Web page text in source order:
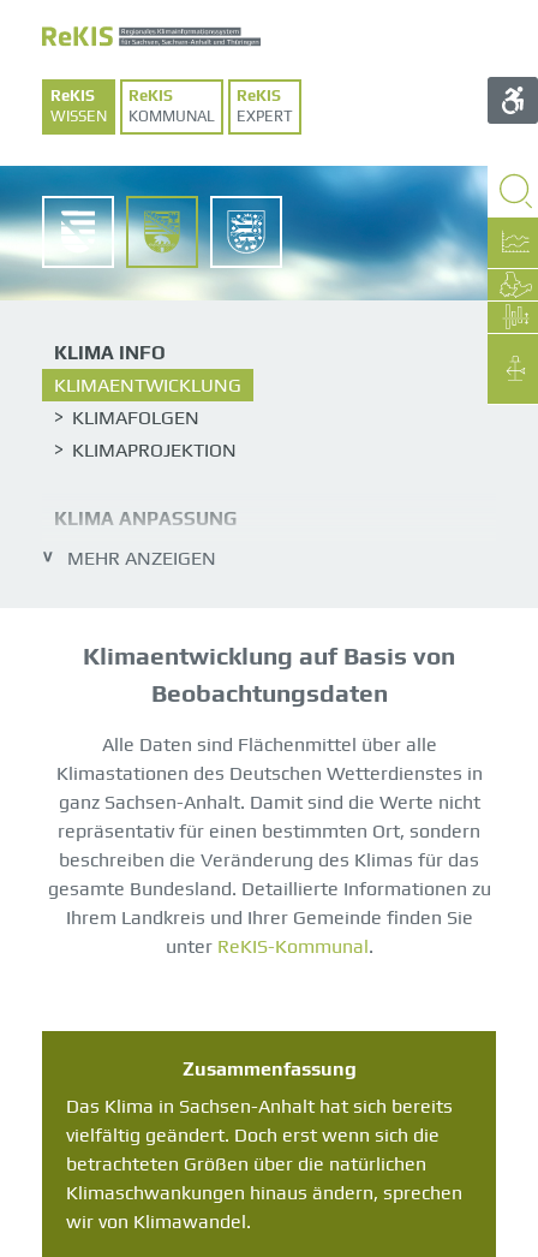
WISSEN KOMMUNAL EXPERT
SACHSENSACHSEN-
ANHALT
THÜRINGEN
KLIMA INFO
KLIMAENTWICKLUNG
KLIMAFOLGEN
KLIMAPROJEKTION
KLIMA ANPASSUNG
ANPASSUNG
KLIMA SCHUTZ
SACHSEN ANHALT
DEUTSCHLAND UND WELTWEIT
WEITERES
LITERATUR
LINKS
MEHR ANZEIGEN
Klimaentwicklung auf Basis von
Beobachtungsdaten
Alle Daten sind Flächenmittel über alle
Klimastationen des Deutschen Wetterdienstes in
ganz Sachsen-Anhalt. Damit sind die Werte nicht
repräsentativ für einen bestimmten Ort, sondern
beschreiben die Veränderung des Klimas für das
gesamte Bundesland. Detaillierte Informationen zu
Ihrem Landkreis und Ihrer Gemeinde finden Sie
unter ReKIS-Kommunal.
Zusammenfassung
Das Klima in Sachsen-Anhalt hat sich bereits
vielfältig geändert. Doch erst wenn sich die
betrachteten Größen über die natürlichen
Klimaschwankungen hinaus ändern, sprechen
wir von Klimawandel.